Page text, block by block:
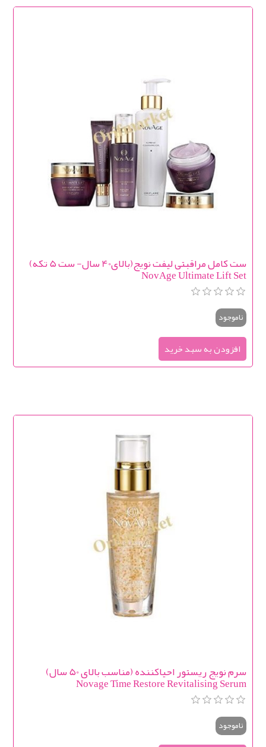
ست کامل مراقبتی لیفت نویج(بالای40 سال- ست 5 تکه)
NovAge Ultimate Lift Set
ناموجود
سرم نویج ریستور احیاکننده (مناسب بالای 50 سال)
Novage Time Restore Revitalising Serum
ناموجود